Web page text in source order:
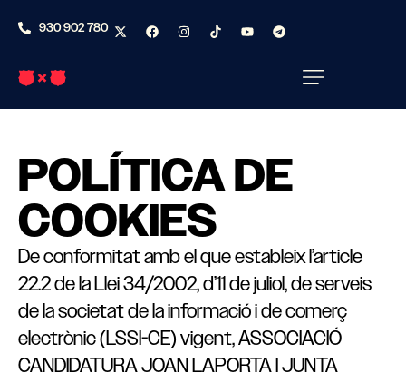
930 902 780
POLÍTICA DE
COOKIES
De conformitat amb el que estableix l’article
22.2 de la Llei 34/2002, d’11 de juliol, de serveis
de la societat de la informació i de comerç
electrònic (LSSI-CE) vigent, ASSOCIACIÓ
CANDIDATURA JOAN LAPORTA I JUNTA